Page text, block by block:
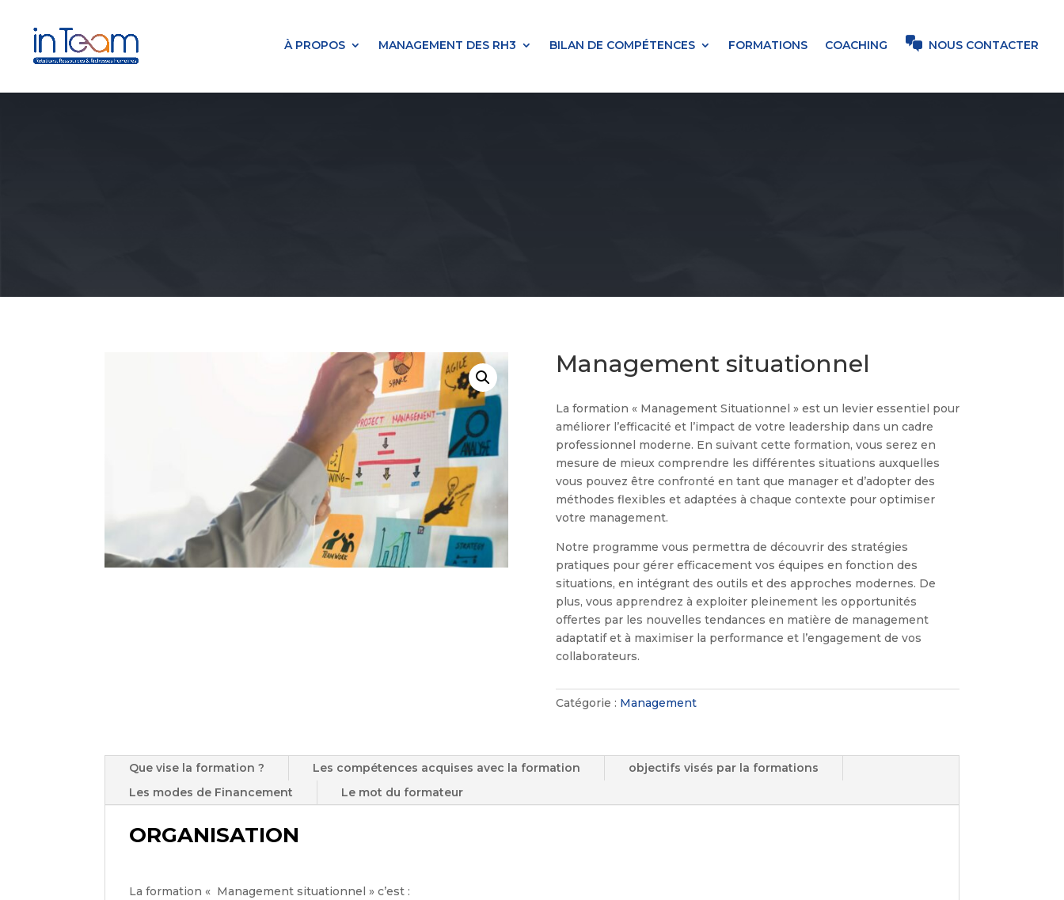
À PROPOS MANAGEMENT DES RH3 BILAN DE COMPÉTENCES FORMATIONS COACHING NOUS CONTACTER
Management situationnel
La formation « Management Situationnel » est un levier essentiel pour
améliorer l’efficacité et l’impact de votre leadership dans un cadre
professionnel moderne. En suivant cette formation, vous serez en
mesure de mieux comprendre les différentes situations auxquelles
vous pouvez être confronté en tant que manager et d’adopter des
méthodes flexibles et adaptées à chaque contexte pour optimiser
votre management.
Notre programme vous permettra de découvrir des stratégies
pratiques pour gérer efficacement vos équipes en fonction des
situations, en intégrant des outils et des approches modernes. De
plus, vous apprendrez à exploiter pleinement les opportunités
offertes par les nouvelles tendances en matière de management
adaptatif et à maximiser la performance et l’engagement de vos
collaborateurs.
Catégorie : Management
Que vise la formation ? Les compétences acquises avec la formation
objectifs visés par la formations
Les modes de Financement
Le mot du formateur
ORGANISATION
La formation « Management situationnel » c’est :